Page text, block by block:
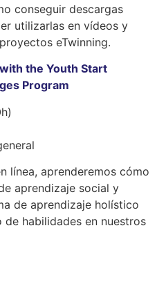
conseguir descargas
utilizarlas en vídeos y
eTwinning.
the Youth Start
Program
línea, aprenderemos cómo
aprendizaje social y
de aprendizaje holístico
habilidades en nuestros